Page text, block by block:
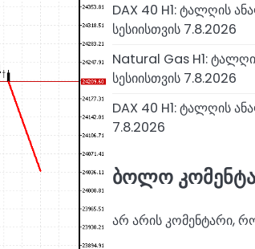
DAX 40 H1: ტალღის
სესიისთვის 7.8.2026
Natural Gas H1:
სესიისთვის 7.8.2026
DAX 40 H1: ტალღის
7.8.2026
ბოლო
არ არის კომენტარი,